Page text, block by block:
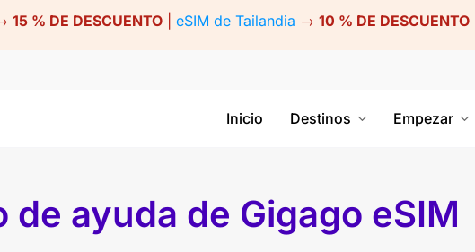
15 % DE DESCUENTO| eSIM de Tailandia → 10 % DE DESCUENTO|
Inicio Destinos Empezar
de ayuda de Gigago eSIM